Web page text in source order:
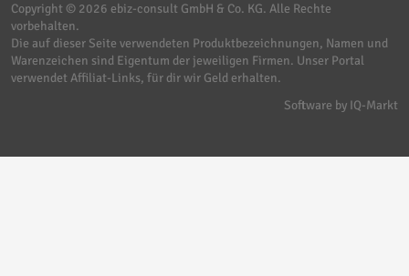
Copyright © 2026 ebiz-consult GmbH & Co. KG. Alle Rechte
vorbehalten.
Die auf dieser Seite verwendeten Produktbezeichnungen, Namen und
Warenzeichen sind Eigentum der jeweiligen Firmen. Unser Portal
verwendet Affiliat-Links, für dir wir Geld erhalten.
Software by IQ-Markt